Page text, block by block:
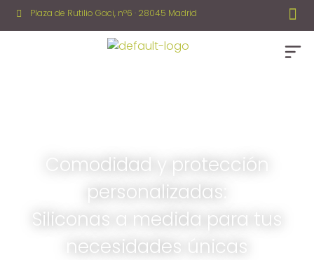
Plaza de Rutilio Gaci, nº6 · 28045 Madrid
Comodidad y protección
personalizadas:
Siliconas a medida para tus
necesidades únicas